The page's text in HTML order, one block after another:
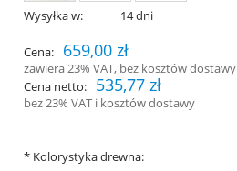
Wysyłka w: 14 dni
Cena: 659,00 zł
zawiera 23% VAT, bez kosztów dostawy
Cena netto:
535,77 zł
bez 23% VAT i kosztów dostawy
* Kolorystyka drewna: